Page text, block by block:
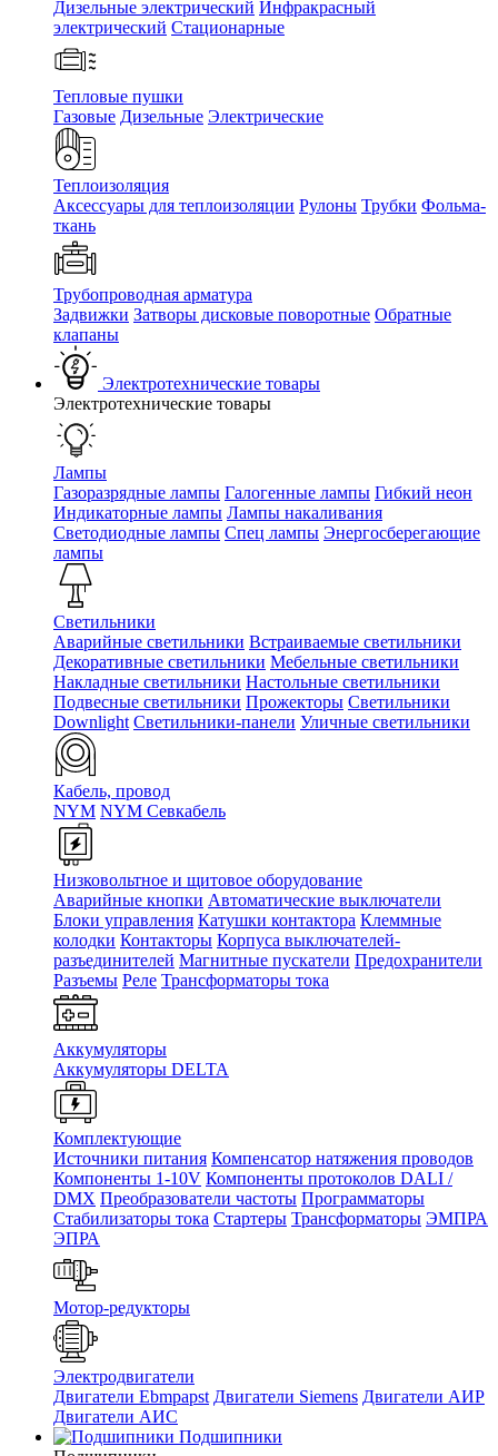
Дизельные электрический Инфракрасный
электрический Стационарные
Тепловые пушки
Газовые Дизельные Электрические
Теплоизоляция
Аксессуары для теплоизоляции Рулоны Трубки Фольма-
ткань
Трубопроводная арматура
Задвижки Затворы дисковые поворотные Обратные
клапаны
Электротехнические товары
Электротехнические товары
Лампы
Газоразрядные лампы Галогенные лампы Гибкий неон
Индикаторные лампы Лампы накаливания
Светодиодные лампы Спец лампы Энергосберегающие
лампы
Светильники
Аварийные светильники Встраиваемые светильники
Декоративные светильники Мебельные светильники
Накладные светильники Настольные светильники
Подвесные светильники Прожекторы Светильники
Downlight Светильники-панели Уличные светильники
Кабель, провод
NYM NYM Севкабель
Низковольтное и щитовое оборудование
Аварийные кнопки Автоматические выключатели
Блоки управления Катушки контактора Клеммные
колодки Контакторы Корпуса выключателей-
разъединителей Магнитные пускатели Предохранители
Разъемы Реле Трансформаторы тока
Аккумуляторы
Аккумуляторы DELTA
Комплектующие
Источники питания Компенсатор натяжения проводов
Компоненты 1-10V Компоненты протоколов DALI /
DMX Преобразователи частоты Программаторы
Стабилизаторы тока Стартеры Трансформаторы ЭМПРА
ЭПРА
Мотор-редукторы
Электродвигатели
Двигатели Ebmpapst Двигатели Siemens Двигатели АИР
Двигатели АИС
Подшипники